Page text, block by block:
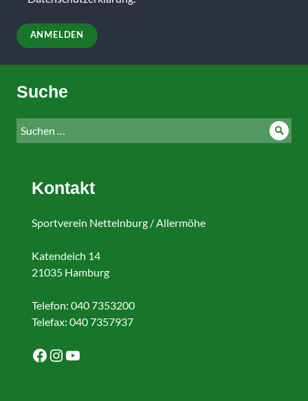
Suche
Suche
nach:
Kontakt
Sportverein Nettelnburg / Allermöhe
Katendeich 14
21035 Hamburg
Telefon: 040 7353200
Telefax: 040 7357937
Facebook
Instagram
YouTube